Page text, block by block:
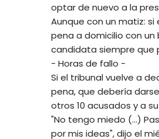
optar de nuevo a la
Aunque con un matiz:
pena a domicilio con
candidata siempre que
- Horas de fallo -
Si el tribunal vuelve a
pena, que debería
otros 10 acusados y a
"No tengo miedo (...)
por mis ideas", dijo el